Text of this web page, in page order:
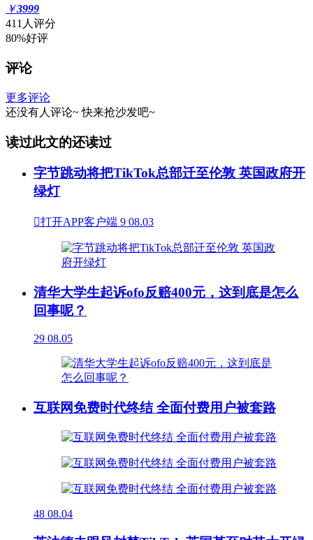
￥3999
411人评分
80%好评
评论
更多评论
还没有人评论~ 快来抢沙发吧~
读过此文的还读过
字节跳动将把TikTok总部迁至伦敦 英国政府开
绿灯
打开APP客户端 9 08.03
清华大学生起诉ofo反赔400元，这到底是怎么
回事呢？
29 08.05
互联网免费时代终结 全面付费用户被套路
48 08.04